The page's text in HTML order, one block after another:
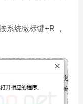
系统微标键+R ，